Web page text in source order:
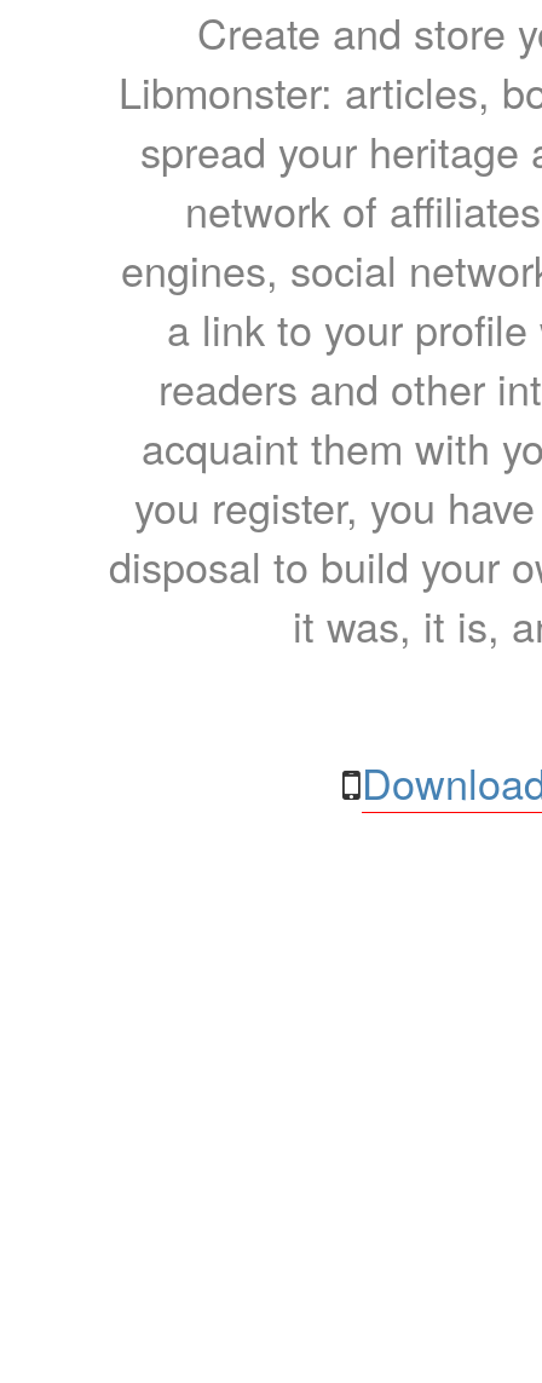
Create and store
Libmonster: articles,
spread your heritage
network of
engines, social
a link to your
readers and other
acquaint them with
you register, you
disposal to build your
it was, it is,